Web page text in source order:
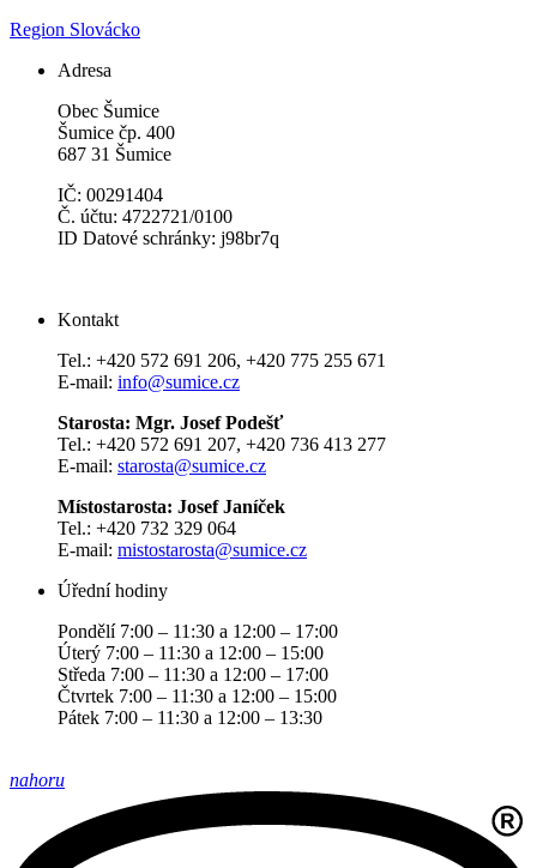
Region Slovácko
Adresa
Obec Šumice
Šumice čp. 400
687 31 Šumice
IČ: 00291404
Č. účtu: 4722721/0100
ID Datové schránky: j98br7q
Kontakt
Tel.: +420 572 691 206, +420 775 255 671
E-mail: info@sumice.cz
Starosta: Mgr. Josef Podešť
Tel.: +420 572 691 207, +420 736 413 277
E-mail: starosta@sumice.cz
Místostarosta: Josef Janíček
Tel.: +420 732 329 064
E-mail: mistostarosta@sumice.cz
Úřední hodiny
Pondělí 7:00 – 11:30 a 12:00 – 17:00
Úterý 7:00 – 11:30 a 12:00 – 15:00
Středa 7:00 – 11:30 a 12:00 – 17:00
Čtvrtek 7:00 – 11:30 a 12:00 – 15:00
Pátek 7:00 – 11:30 a 12:00 – 13:30
nahoru